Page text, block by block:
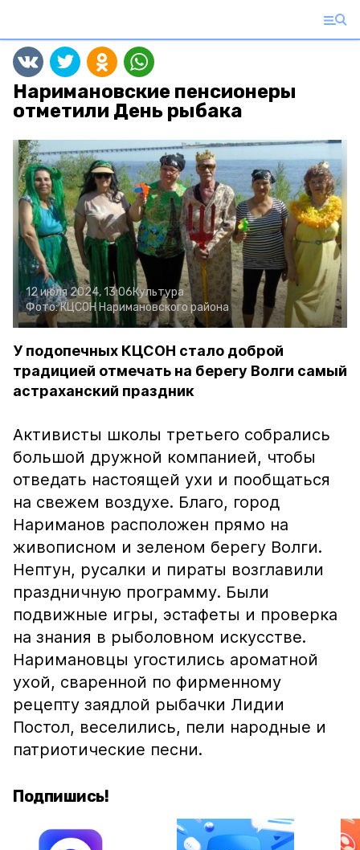
Наримановские пенсионеры
отметили День рыбака
12 июля 2024, 13:06Культура
Фото:КЦСОН Наримановского района
У подопечных КЦСОН стало доброй
традицией отмечать на берегу Волги самый
астраханский праздник
Активисты школы третьего собрались
большой дружной компанией, чтобы
отведать настоящей ухи и пообщаться
на свежем воздухе. Благо, город
Нариманов расположен прямо на
живописном и зеленом берегу Волги.
Нептун, русалки и пираты возглавили
праздничную программу. Были
подвижные игры, эстафеты и проверка
на знания в рыболовном искусстве.
Наримановцы угостились ароматной
ухой, сваренной по фирменному
рецепту заядлой рыбачки Лидии
Постол, веселились, пели народные и
патриотические песни.
Подпишись!